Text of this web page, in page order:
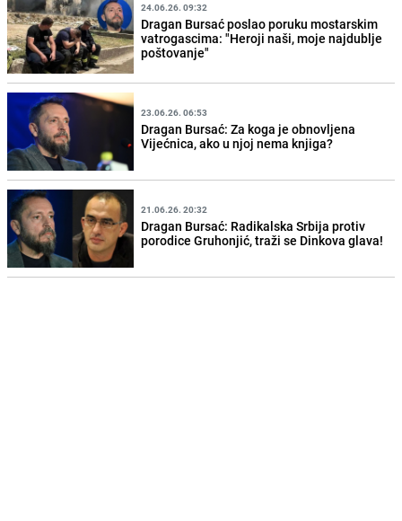
24.06.26. 09:32
Dragan Bursać poslao poruku mostarskim
vatrogascima: "Heroji naši, moje najdublje
poštovanje"
23.06.26. 06:53
Dragan Bursać: Za koga je obnovljena
Vijećnica, ako u njoj nema knjiga?
21.06.26. 20:32
Dragan Bursać: Radikalska Srbija protiv
porodice Gruhonjić, traži se Dinkova glava!